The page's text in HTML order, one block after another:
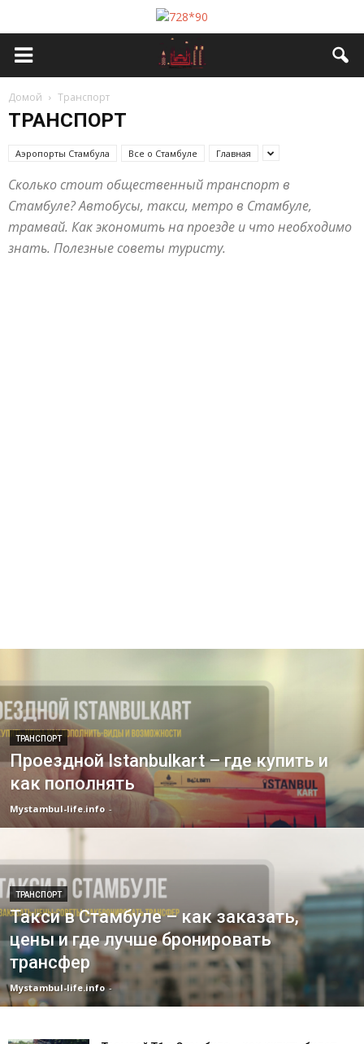
Домой Транспорт
ТРАНСПОРТ
Аэропорты Стамбула Все о Стамбуле Главная
Сколько стоит общественный транспорт в
Стамбуле? Автобусы, такси, метро в Стамбуле,
трамвай. Как экономить на проезде и что необходимо
знать. Полезные советы туристу.
ТРАНСПОРТ
Проездной Istanbulkart – где купить и
как пополнять
Mystambul-life.info -
ТРАНСПОРТ
Такси в Стамбуле – как заказать,
цены и где лучше бронировать
трансфер
Mystambul-life.info -